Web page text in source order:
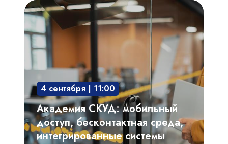
Академия
СКУД:
мобильный
доступ,
бесконтактная
интегрированные
системы
4 сентября | 11:00
Академия СКУД: мобильный
доступ, бесконтактная среда,
интегрированные системы